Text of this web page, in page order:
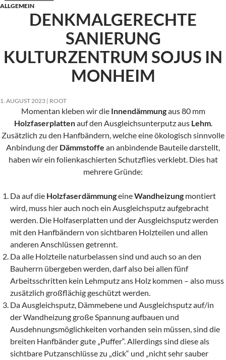
ALLGEMEIN
DENKMALGERECHTE
SANIERUNG
KULTURZENTRUM SOJUS IN
MONHEIM
1. AUGUST 2023 ROOT
Momentan kleben wir die Innendämmungaus 80 mm
Holzfaserplattenauf den Ausgleichsunterputz aus Lehm.
Zusätzlich zu den Hanfbändern, welche eine ökologisch sinnvolle
Anbindung der Dämmstoffe an anbindende Bauteile darstellt,
haben wir ein folienkaschierten Schutzflies verklebt. Dies hat
mehrere Gründe:
Da auf die HolzfaserdämmungeineWandheizung montiert
wird, muss hier auch noch ein Ausgleichsputz aufgebracht
werden. Die Holfaserplatten und der Ausgleichsputz werden
mit den Hanfbändern von sichtbaren Holzteilen und allen
anderen Anschlüssen getrennt.
Da alle Holzteile naturbelassen sind und auch so an den
Bauherrn übergeben werden, darf also bei allen fünf
Arbeitsschritten kein Lehmputz ans Holz kommen – also muss
zusätzlich großflächig geschützt werden.
Da Ausgleichsputz, Dämmebene und Ausgleichsputz auf/in
der Wandheizung große Spannung aufbauen und
Ausdehnungsmöglichkeiten vorhanden sein müssen, sind die
breiten Hanfbänder gute „Puffer“. Allerdings sind diese als
sichtbare Putzanschlüsse zu „dick“ und „nicht sehr sauber